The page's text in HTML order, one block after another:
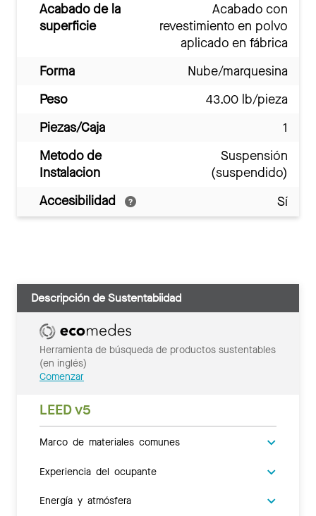
Acabado de la
superficie
Acabado con
revestimiento en polvo
aplicado en fábrica
Forma
Nube/marquesina
Peso
43.00 lb/pieza
Piezas/Caja
1
Metodo de
Instalacion
Suspensión
(suspendido)
Accesibilidad
Sí
Descripción de Sustentabiidad
Herramienta de búsqueda de productos sustentables
(en inglés)
Comenzar
LEED v5
Marco de materiales comunes
Experiencia del ocupante
Energía y atmósfera